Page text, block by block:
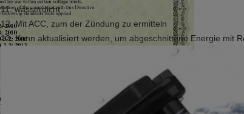
11. wasserdicht
12. Mit ACC, zum der Zündung zu ermitteln
13. Kann aktualisiert werden, um abgeschnittene Energie mit